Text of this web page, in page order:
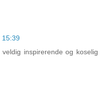
15:39
inspirerende og koselig